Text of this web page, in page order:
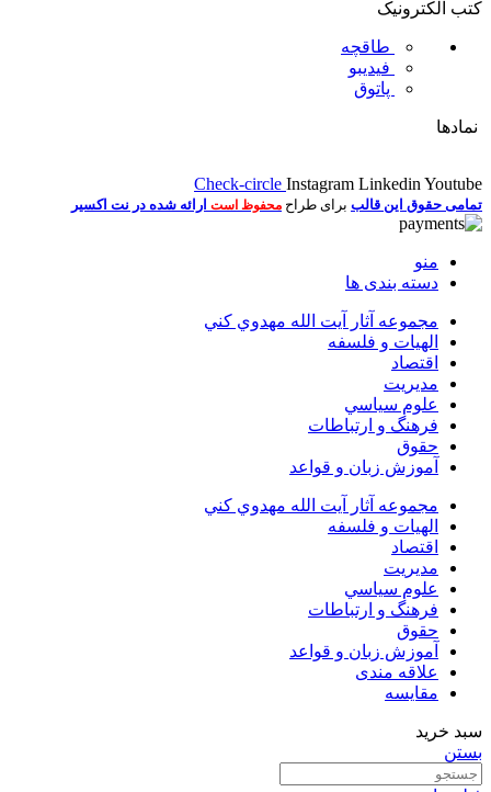
کتب الکترونیک
طاقچه
فیدیبو
پاتوق
نمادها
Check-circle Instagram Linkedin Youtube
تمامی حقوق این قالب برای طراح محفوظ است ارائه شده در نت اکسیر
منو
دسته بندی ها
مجموعه آثار آيت الله مهدوي كني
الهیات و فلسفه
اقتصاد
مديريت
علوم سياسي
فرهنگ و ارتباطات
حقوق
آموزش زبان و قواعد
مجموعه آثار آيت الله مهدوي كني
الهیات و فلسفه
اقتصاد
مديريت
علوم سياسي
فرهنگ و ارتباطات
حقوق
آموزش زبان و قواعد
علاقه مندی
مقایسه
سبد خرید
بستن